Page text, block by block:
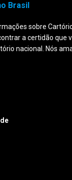
Brasil
sobre
a certidão que
nacional. Nós